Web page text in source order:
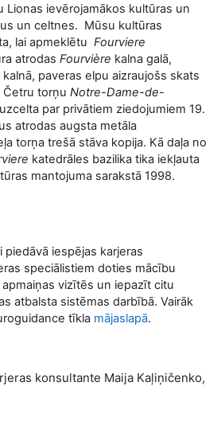
Lionas ievērojamākos kultūras un
un celtnes. Mūsu kultūras
lai apmeklētu Fourviere
atrodas Fourvière kalna galā,
paveras elpu aizraujošs skats
Četru torņu Notre-Dame-de-
par privātiem ziedojumiem 19.
atrodas augsta metāla
torņa trešā stāva kopija. Kā daļa no
katedrāles bazilika tika iekļauta
mantojuma sarakstā 1998.
piedāvā iespējas karjeras
speciālistiem doties mācību
vizītēs un iepazīt citu
atbalsta sistēmas darbībā. Vairāk
tīkla mājaslapā.
konsultante Maija Kaļiņičenko,